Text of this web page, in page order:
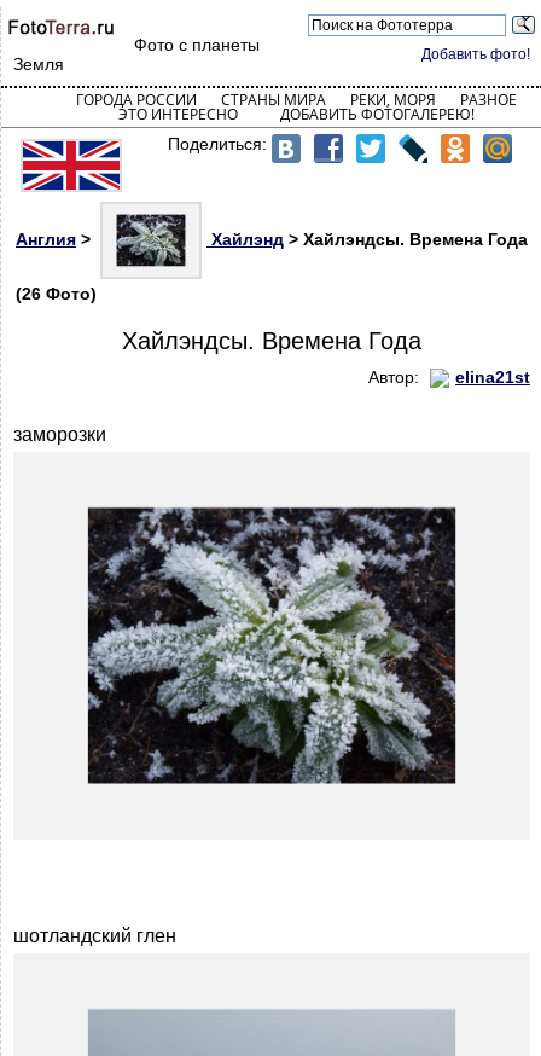
Добавить фото!
Фото с планеты
Земля
ГОРОДА РОССИИ СТРАНЫ МИРА РЕКИ, МОРЯ РАЗНОЕ
ЭТО ИНТЕРЕСНО ДОБАВИТЬ ФОТОГАЛЕРЕЮ!
Поделиться:
Англия > Хайлэнд > Хайлэндсы. Времена Года
(26 Фото)
Хайлэндсы. Времена Года
Автор: elina21st
заморозки
шотландский глен